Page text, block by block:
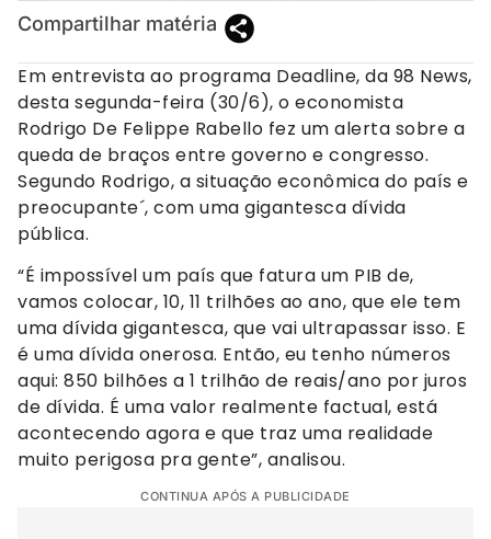
Compartilhar matéria
Em entrevista ao programa Deadline, da 98 News,
desta segunda-feira (30/6), o economista
Rodrigo De Felippe Rabello fez um alerta sobre a
queda de braços entre governo e congresso.
Segundo Rodrigo, a situação econômica do país e
preocupante´, com uma gigantesca dívida
pública.
“É impossível um país que fatura um PIB de,
vamos colocar, 10, 11 trilhões ao ano, que ele tem
uma dívida gigantesca, que vai ultrapassar isso. E
é uma dívida onerosa. Então, eu tenho números
aqui: 850 bilhões a 1 trilhão de reais/ano por juros
de dívida. É uma valor realmente factual, está
acontecendo agora e que traz uma realidade
muito perigosa pra gente”, analisou.
CONTINUA APÓS A PUBLICIDADE